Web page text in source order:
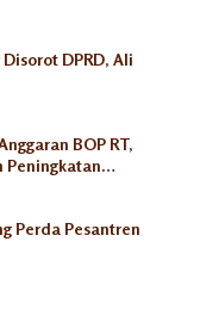
DPRD, Ali
BOP RT,
Peningkatan
Perda Pesantren